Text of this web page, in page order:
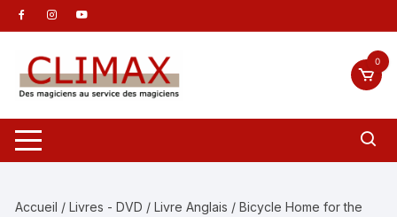
Aller
au
contenu
0
Accueil /Livres - DVD /Livre Anglais / Bicycle Home for the